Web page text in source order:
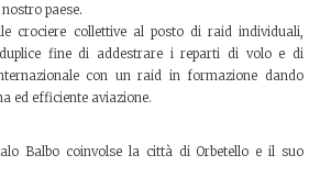
paese.
crociere collettive al posto di raid individuali,
fine di addestrare i reparti di volo e di
con un raid in formazione dando
ed efficiente aviazione.
Balbo coinvolse la città di Orbetello e il suo